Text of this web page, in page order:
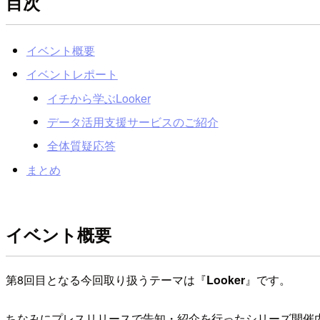
イベント概要
イベントレポート
イチから学ぶLooker
データ活用支援サービスのご紹介
全体質疑応答
まとめ
イベント概要
第8回目となる今回取り扱うテーマは『Looker』です。